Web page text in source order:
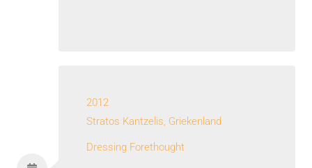
2012
Stratos Kantzelis, Griekenland
Dressing Forethought